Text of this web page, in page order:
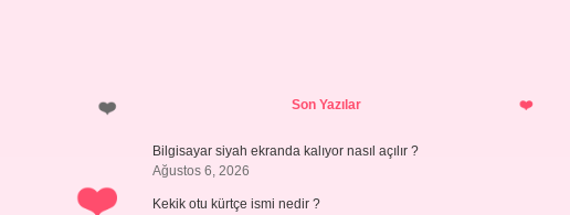
SidebarSon Yazılar
Bilgisayar siyah ekranda kalıyor nasıl açılır ?
Ağustos 6, 2026
Kekik otu kürtçe ismi nedir ?